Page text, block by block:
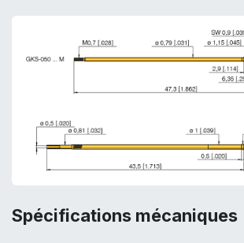
Spécifications mécaniques